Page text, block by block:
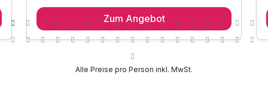
1 x reichhaltiges Frühstück vom Buffet
zu vielen Harz- Attraktionen, Museen & Höhlen
Zum Angebot
Alle Preise pro Person inkl. MwSt.